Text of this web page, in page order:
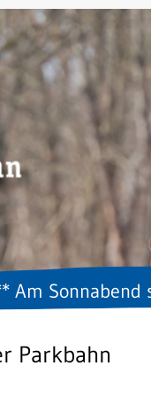
Sonnabend
Parkbahn